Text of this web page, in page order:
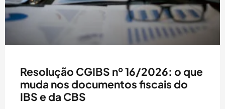
Resolução CGIBS nº 16/2026: o que
muda nos documentos fiscais do
IBS e da CBS